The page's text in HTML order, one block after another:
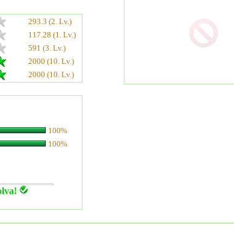
293.3 (2. Lv.)
117.28 (1. Lv.)
591 (3. Lv.)
2000 (10. Lv.)
2000 (10. Lv.)
100%
100%